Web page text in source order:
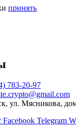
принять
783-20-97
ул. Мясникова,
Facebook Telegram